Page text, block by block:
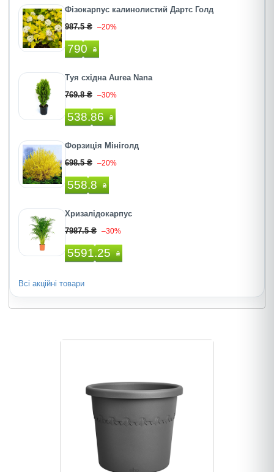
Фізокарпус калинолистий Дартс Голд
987.5 ₴ –20%
790 ₴
Туя східна Aurea Nana
769.8 ₴ –30%
538.86 ₴
Форзиція Мініголд
698.5 ₴ –20%
558.8 ₴
Хризалідокарпус
7987.5 ₴ –30%
5591.25 ₴
Всі акційні товари